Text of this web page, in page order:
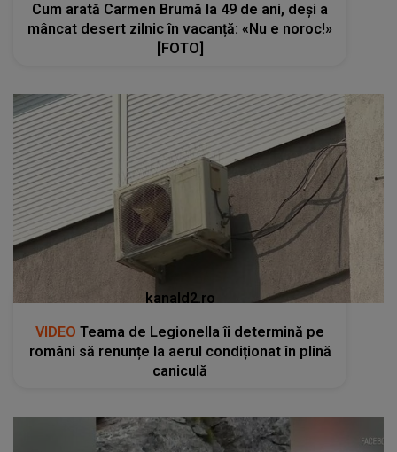
Cum arată Carmen Brumă la 49 de ani, deși a
mâncat desert zilnic în vacanță: «Nu e noroc!»
[FOTO]
kanald2.ro
VIDEO Teama de Legionella îi determină pe
români să renunțe la aerul condiționat în plină
caniculă